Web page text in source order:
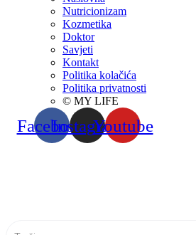
Nutricionizam
Kozmetika
Doktor
Savjeti
Kontakt
Politika kolačića
Politika privatnosti
© MY LIFE
FacebookInstagramYoutube